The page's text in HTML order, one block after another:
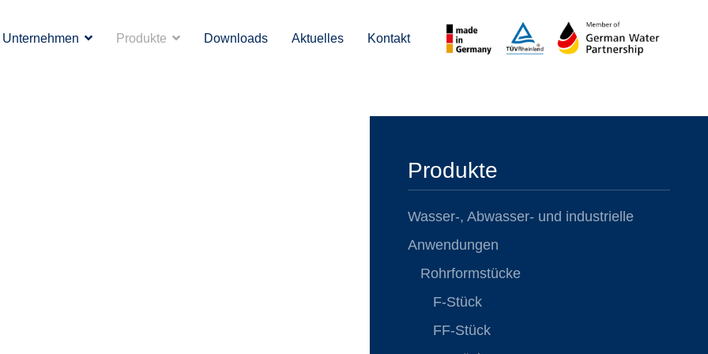
Unternehmen Produkte Downloads Aktuelles Kontakt
Produkte
Wasser-, Abwasser- und industrielle
Anwendungen
Rohrformstücke
F-Stück
FF-Stück